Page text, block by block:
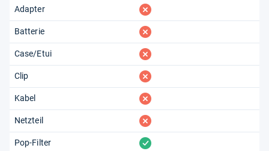
Adapter fehlt
Batterie fehlt
Case/Etui fehlt
Clip fehlt
Kabel fehlt
Netzteil fehlt
Pop-Filter vorhanden